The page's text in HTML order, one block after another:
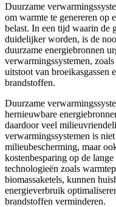
Duurzame
om warmte te genereren op
belast. In een tijd waarin de
duidelijker worden, is de
duurzame energiebronnen
verwarmingssystemen,
uitstoot van broeikasgassen
brandstoffen.
Duurzame
hernieuwbare
daardoor veel
verwarmingssystemen is
milieubescherming, maar
kostenbesparing op de
technologieën zoals
biomassaketels, kunnen
energieverbruik
brandstoffen verminderen.